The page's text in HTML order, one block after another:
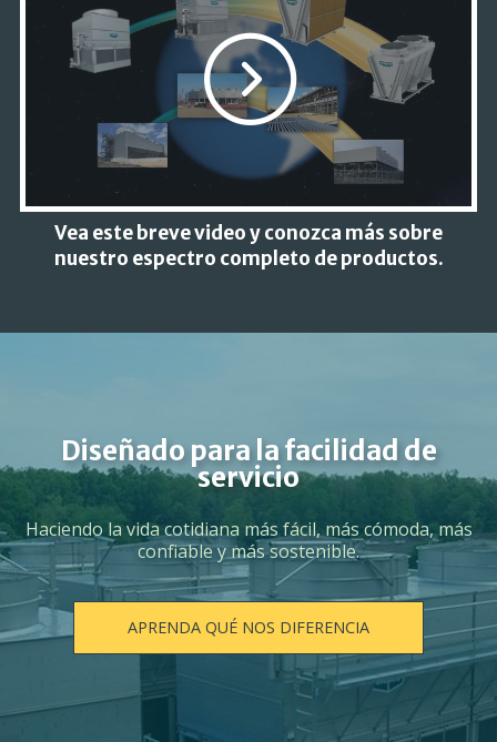
Vea este breve video y conozca más sobre
nuestro espectro completo de productos.
Diseñado para la facilidad de
servicio
Haciendo la vida cotidiana más fácil, más cómoda, más
confiable y más sostenible.
APRENDA QUÉ NOS DIFERENCIA